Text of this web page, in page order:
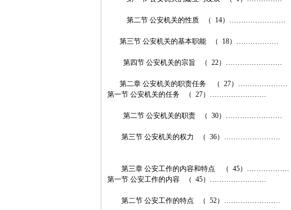
第二节 公安机关的性质 （ 14）……………………
第三节 公安机关的基本职能 （ 18）………………
第四节 公安机关的宗旨 （ 22）……………………
第二章 公安机关的职责任务 （ 27）…………………
第一节 公安机关的任务 （ 27）……………………
第二节 公安机关的职责 （ 30）……………………
第三节 公安机关的权力 （ 36）……………………
第三章 公安工作的内容和特点 （ 45）………………
第一节 公安工作的内容 （ 45）……………………
第二节 公安工作的特点 （ 52）……………………